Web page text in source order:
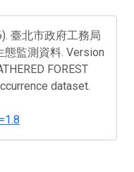
臺北市政府工務局
監測資料. Version
FOREST
dataset.